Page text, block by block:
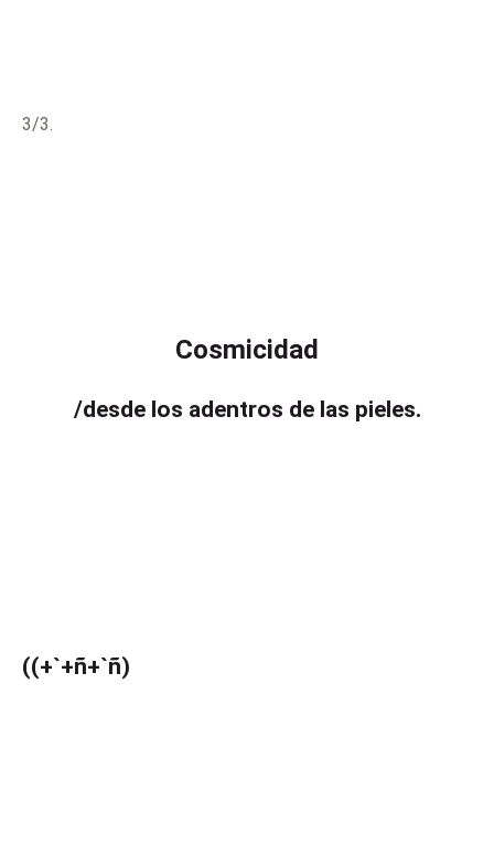
3/3.
Cosmicidad
/desde los adentros de las pieles.
((+`+ñ+`ñ)